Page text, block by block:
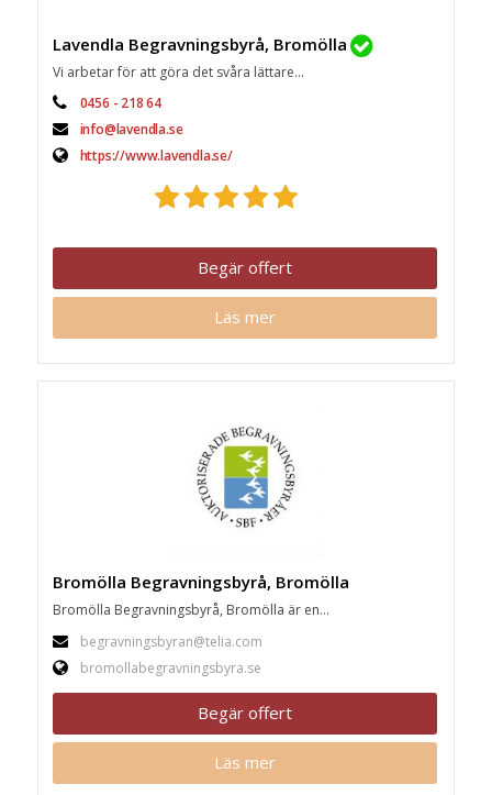
Lavendla Begravningsbyrå, Bromölla
Vi arbetar för att göra det svåra lättare...
0456 - 218 64
info@lavendla.se
https://www.lavendla.se/
Begär offert
Läs mer
Bromölla Begravningsbyrå, Bromölla
Bromölla Begravningsbyrå, Bromölla är en...
begravningsbyran@telia.com
bromollabegravningsbyra.se
Begär offert
Läs mer